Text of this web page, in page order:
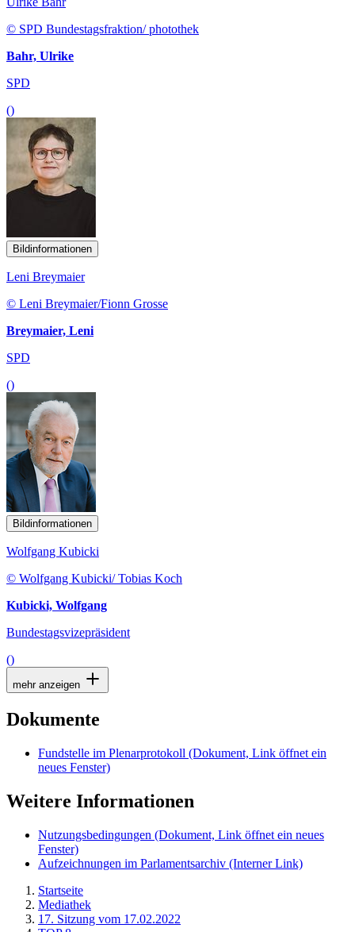
© SPD Bundestagsfraktion/ photothek
Bahr, Ulrike
SPD
()
Bildinformationen
Leni Breymaier
© Leni Breymaier/Fionn Grosse
Breymaier, Leni
SPD
()
Bildinformationen
Wolfgang Kubicki
© Wolfgang Kubicki/ Tobias Koch
Kubicki, Wolfgang
Bundestagsvizepräsident
()
mehr anzeigen
Dokumente
Fundstelle im Plenarprotokoll (Dokument, Link öffnet ein
neues Fenster)
Weitere Informationen
Nutzungsbedingungen (Dokument, Link öffnet ein neues
Fenster)
Aufzeichnungen im Parlamentsarchiv (Interner Link)
Startseite
Mediathek
17. Sitzung vom 17.02.2022